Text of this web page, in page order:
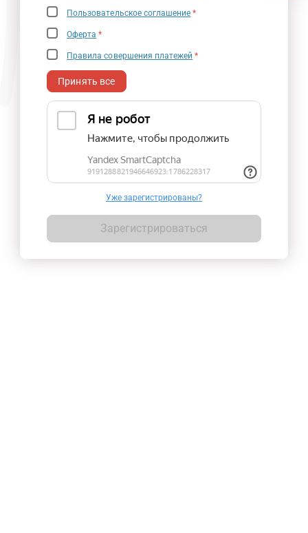
Пользовательское соглашение *
Оферта *
Правила совершения платежей *
Принять все
Уже зарегистрированы?
Зарегистрироваться